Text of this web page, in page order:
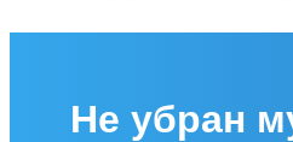
Не убран